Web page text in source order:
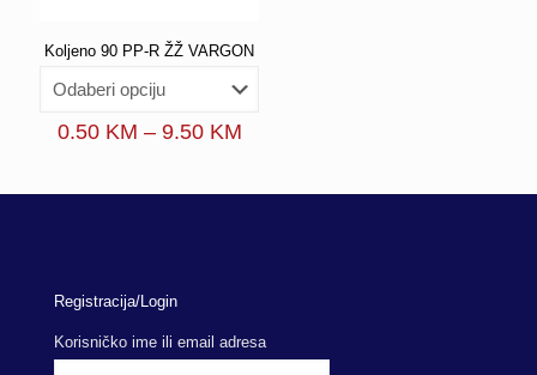
Koljeno 90 PP-R ŽŽ VARGON
0.50 KM – 9.50 KMPrice
through
Registracija/Login
Korisničko ime ili email adresa